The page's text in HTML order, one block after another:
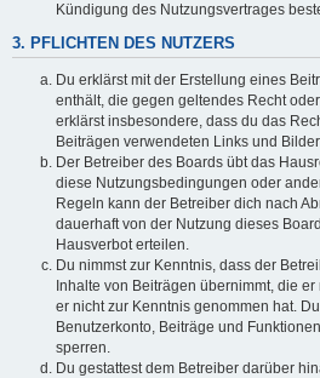
Kündigung des Nutzungsvertrages
3. PFLICHTEN DES NUTZERS
Du erklärst mit der Erstellung eines
enthält, die gegen geltendes Recht
erklärst insbesondere, dass du das
Beiträgen verwendeten Links und
Der Betreiber des Boards übt das
diese Nutzungsbedingungen oder
Regeln kann der Betreiber dich nach
dauerhaft von der Nutzung dieses
Hausverbot erteilen.
Du nimmst zur Kenntnis, dass der
Inhalte von Beiträgen übernimmt, die
er nicht zur Kenntnis genommen hat.
Benutzerkonto, Beiträge und
sperren.
Du gestattest dem Betreiber darüber